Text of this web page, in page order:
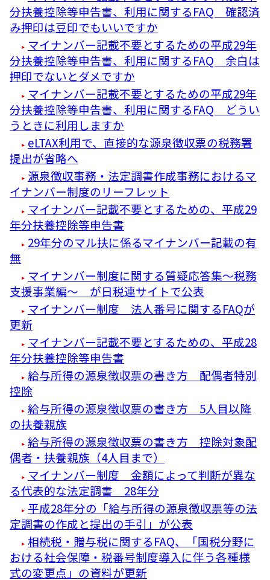
分扶養控除等申告書、利用に関するFAQ 確認済
み押印は豆印でもいいですか
マイナンバー記載不要とするための平成29年
分扶養控除等申告書、利用に関するFAQ 余白は
押印でないとダメですか
マイナンバー記載不要とするための平成29年
分扶養控除等申告書、利用に関するFAQ どうい
うときに利用しますか
eLTAX利用で、直接的な源泉徴収票の税務署
提出が省略へ
源泉徴収事務・法定調書作成事務におけるマ
イナンバー制度のリーフレット
マイナンバー記載不要とするための、平成29
年分扶養控除等申告書
29年分のマル扶に係るマイナンバー記載の有
無
マイナンバー制度に関する質疑応答集～税務
支援事業編～ が日税連サイトで公表
マイナンバー制度 法人番号に関するFAQが
更新
マイナンバー記載不要とするための、平成28
年分扶養控除等申告書
給与所得の源泉徴収票の書き方 配偶者特別
控除
給与所得の源泉徴収票の書き方 5人目以降
の扶養親族
給与所得の源泉徴収票の書き方 控除対象配
偶者・扶養親族（4人目まで）
マイナンバー制度 金額によって判断が異な
る代表的な法定調書 28年分
平成28年分の「給与所得の源泉徴収票等の法
定調書の作成と提出の手引」が公表
相続税・贈与税に関するFAQ、「国税分野に
おける社会保障・税番号制度導入に伴う各種様
式の変更点」の資料が更新